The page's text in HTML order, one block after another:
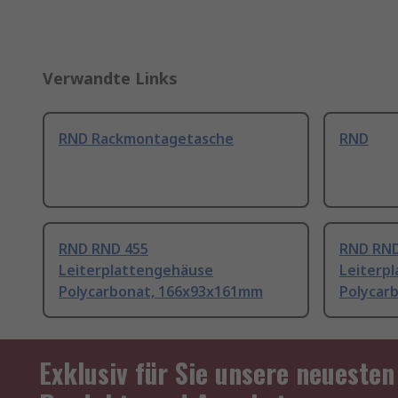
Verwandte Links
RND Rackmontagetasche RND
RND RND 455
Leiterplattengehäuse
Polycarbonat, 166x93x161mm
RND
Exklusiv für Sie unsere neuesten